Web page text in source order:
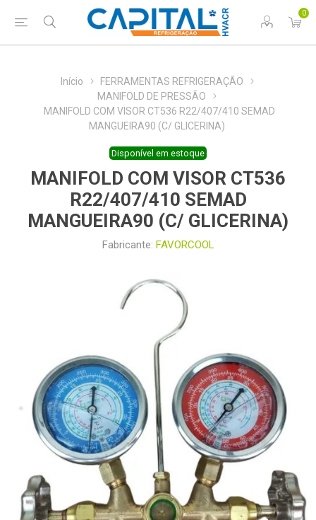
0
Início
FERRAMENTAS REFRIGERAÇÃO
MANIFOLD DE PRESSÃO
MANIFOLD COM VISOR CT536 R22/407/410 SEMAD
MANGUEIRA90 (C/ GLICERINA)
Disponível em estoque
MANIFOLD COM VISOR CT536
R22/407/410 SEMAD
MANGUEIRA90 (C/ GLICERINA)
Fabricante: FAVORCOOL